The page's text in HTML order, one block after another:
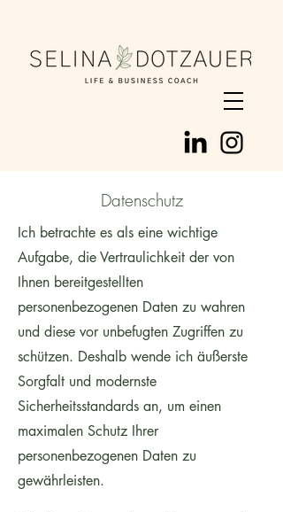
Datenschutz
Ich betrachte es als eine wichtige
Aufgabe, die Vertraulichkeit der von
Ihnen bereitgestellten
personenbezogenen Daten zu wahren
und diese vor unbefugten Zugriffen zu
schützen. Deshalb wende ich äußerste
Sorgfalt und modernste
Sicherheitsstandards an, um einen
maximalen Schutz Ihrer
personenbezogenen Daten zu
gewährleisten.